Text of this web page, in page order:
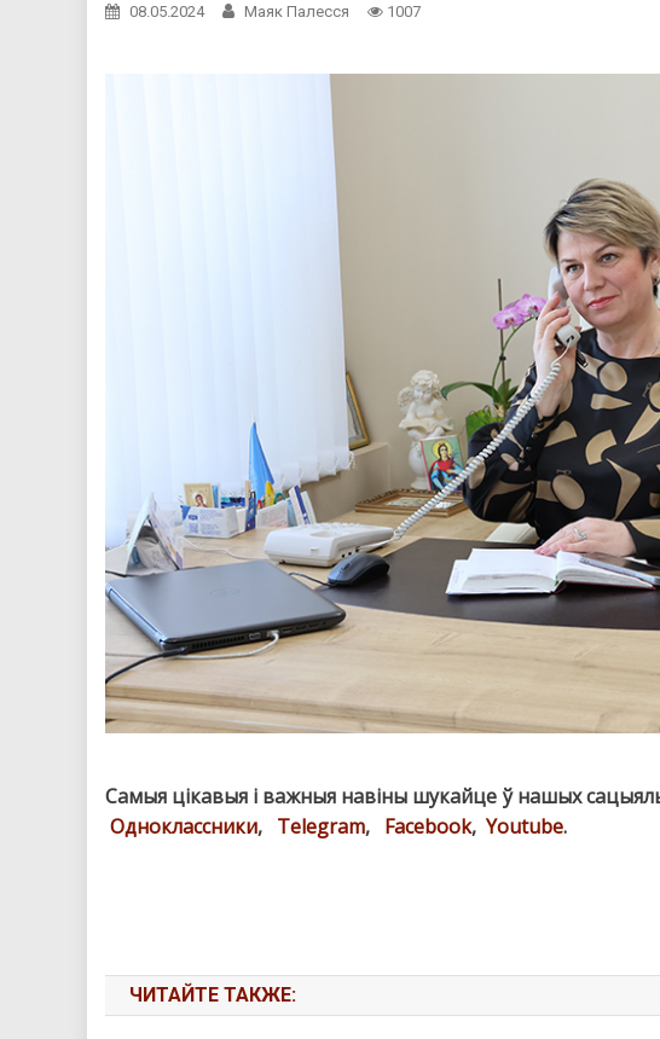
08.05.2024 Маяк Палесся 1007
Самыя цікавыя і важныя навіны шукайце ў нашых
Одноклассники, Telegram, Facebook, Youtube.
ЧИТАЙТЕ ТАКЖЕ: